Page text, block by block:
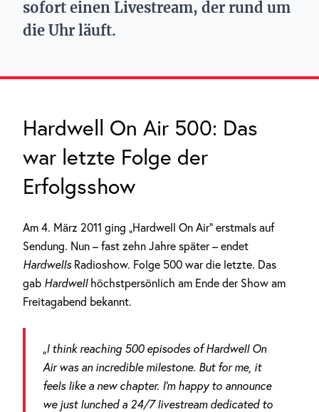
sofort einen Livestream, der rund um
die Uhr läuft.
Hardwell On Air 500: Das
war letzte Folge der
Erfolgsshow
Am 4. März 2011 ging „Hardwell On Air“ erstmals auf
Sendung. Nun – fast zehn Jahre später – endet
Hardwells Radioshow. Folge 500 war die letzte. Das
gab Hardwell höchstpersönlich am Ende der Show am
Freitagabend bekannt.
„I think reaching 500 episodes of Hardwell On
Air was an incredible milestone. But for me, it
feels like a new chapter. I’m happy to announce
we just lunched a 24/7 livestream dedicated to